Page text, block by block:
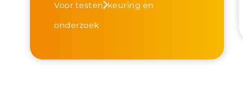
Voor testen, keuring en
onderzoek